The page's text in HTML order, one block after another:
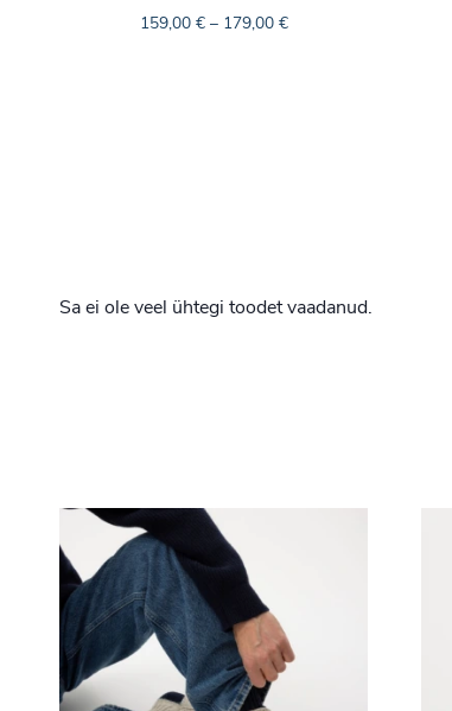
159,00 € – 179,00 €
Sa ei ole veel ühtegi toodet vaadanud.